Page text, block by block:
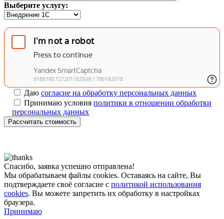
Выберите услугу:
Даю согласие на обработку персональных данных
Принимаю условия политики в отношении обработки
персональных данных
Рассчитать стоимость
Спасибо, заявка успешно отправлена!
Мы обрабатываем файлы cookies. Оставаясь на сайте, Вы
подтверждаете своё согласие с политикой использования
cookies. Вы можете запретить их обработку в настройках
браузера.
Принимаю